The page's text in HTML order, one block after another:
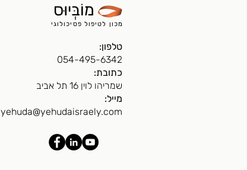
מוֹבְּיוּס
מכון לטיפול פסיכולוגי
טלפון:
054-495-6342
כתובת:
שמריהו לוין 16 תל אביב
מייל:
yehuda@yehudaisraely.com